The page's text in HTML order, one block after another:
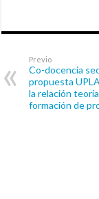
Previo
Co-docencia
propuesta
la relación
formación de